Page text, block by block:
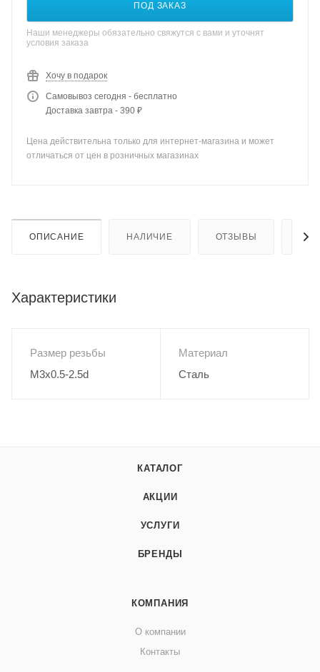
ПОД ЗАКАЗ
Наши менеджеры обязательно свяжутся с вами и уточнят
условия заказа
Хочу в подарок
Самовывоз сегодня - бесплатно
Доставка завтра - 390 ₽
Цена действительна только для интернет-магазина и может
отличаться от цен в розничных магазинах
ОПИСАНИЕ НАЛИЧИЕ ОТЗЫВЫ
Характеристики
Размер резьбы
M3x0.5-2.5d
Материал
Сталь
КАТАЛОГ
АКЦИИ
УСЛУГИ
БРЕНДЫ
КОМПАНИЯ
О компании
Контакты